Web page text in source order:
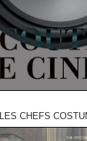
LES CHEFS